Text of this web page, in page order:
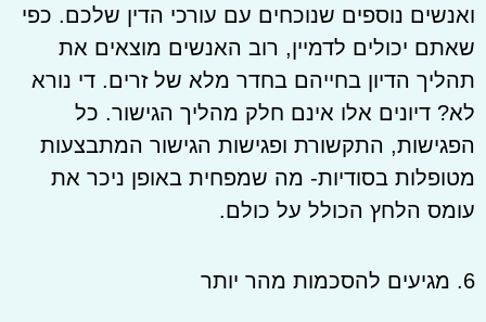
ואנשים נוספים שנוכחים עם עורכי הדין שלכם. כפי
שאתם יכולים לדמיין, רוב האנשים מוצאים את
תהליך הדיון בחייהם בחדר מלא של זרים. די נורא
לא? דיונים אלו אינם חלק מהליך הגישור. כל
הפגישות, התקשורת ופגישות הגישור המתבצעות
מטופלות בסודיות- מה שמפחית באופן ניכר את
עומס הלחץ הכולל על כולם.
6. מגיעים להסכמות מהר יותר